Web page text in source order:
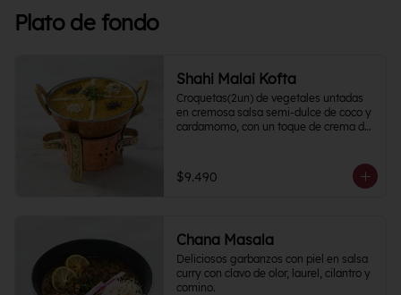
Plato de fondo
Shahi Malai Kofta
Croquetas(2un) de vegetales untadas
en cremosa salsa semi-dulce de coco y
cardamomo, con un toque de crema de
$9.490
Chana Masala
Deliciosos garbanzos con piel en salsa
curry con clavo de olor, laurel, cilantro y
comino.